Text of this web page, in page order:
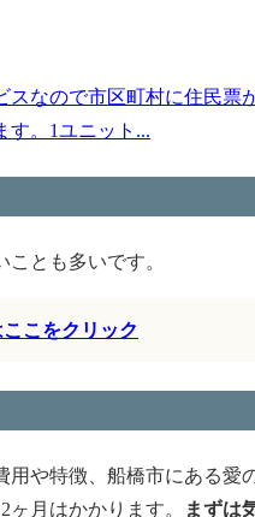
なので市区町村に住民票
す。1ユニット...
とも多いです。
こをクリック
や特徴、船橋市にある愛
月はかかります。
まずは